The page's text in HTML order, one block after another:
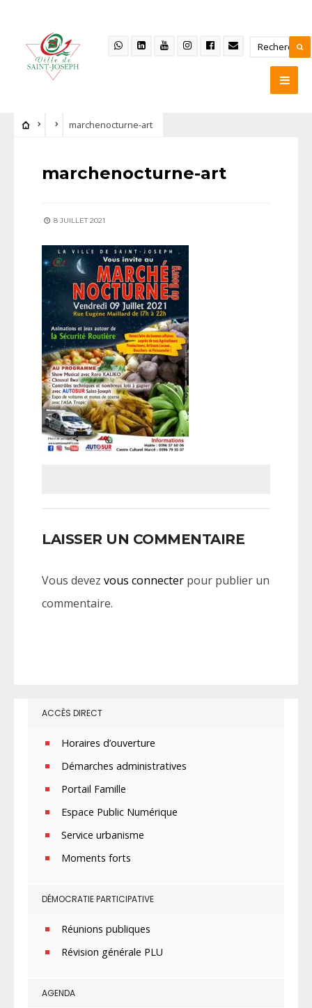
marchenocturne-art
marchenocturne-art
8 JUILLET 2021
LAISSER UN COMMENTAIRE
Vous devez vous connecter pour publier un
commentaire.
ACCÈS DIRECT
Horaires d’ouverture
Démarches administratives
Portail Famille
Espace Public Numérique
Service urbanisme
Moments forts
DÉMOCRATIE PARTICIPATIVE
Réunions publiques
Révision générale PLU
AGENDA